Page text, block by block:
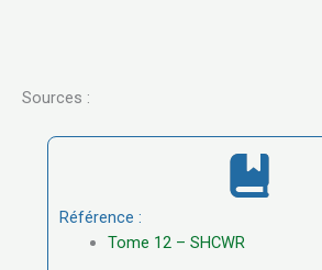
Sources :
Référence :
Tome 12 – SHCWR